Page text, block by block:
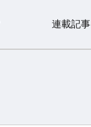
連載記事